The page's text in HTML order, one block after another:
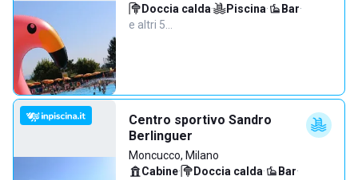
Doccia calda· Piscina· Bar·
e altri 5…
Centro sportivo Sandro
Berlinguer
Moncucco, Milano
Cabine· Doccia calda· Bar·